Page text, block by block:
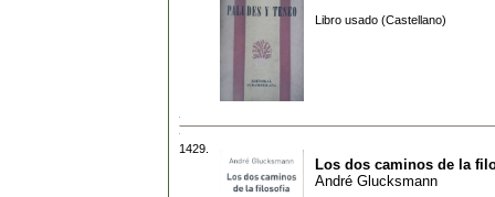
Libro usado (Castellano)
1429.
Los dos caminos de la
André Glucksmann